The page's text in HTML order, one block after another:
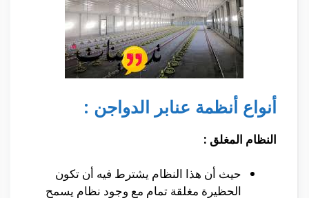
أنواع أنظمة عنابر الدواجن :
النظام المغلق :
حيث أن هذا النظام يشترط فيه أن تكون
الحظيرة مغلقة تمام مع وجود نظام يسمح